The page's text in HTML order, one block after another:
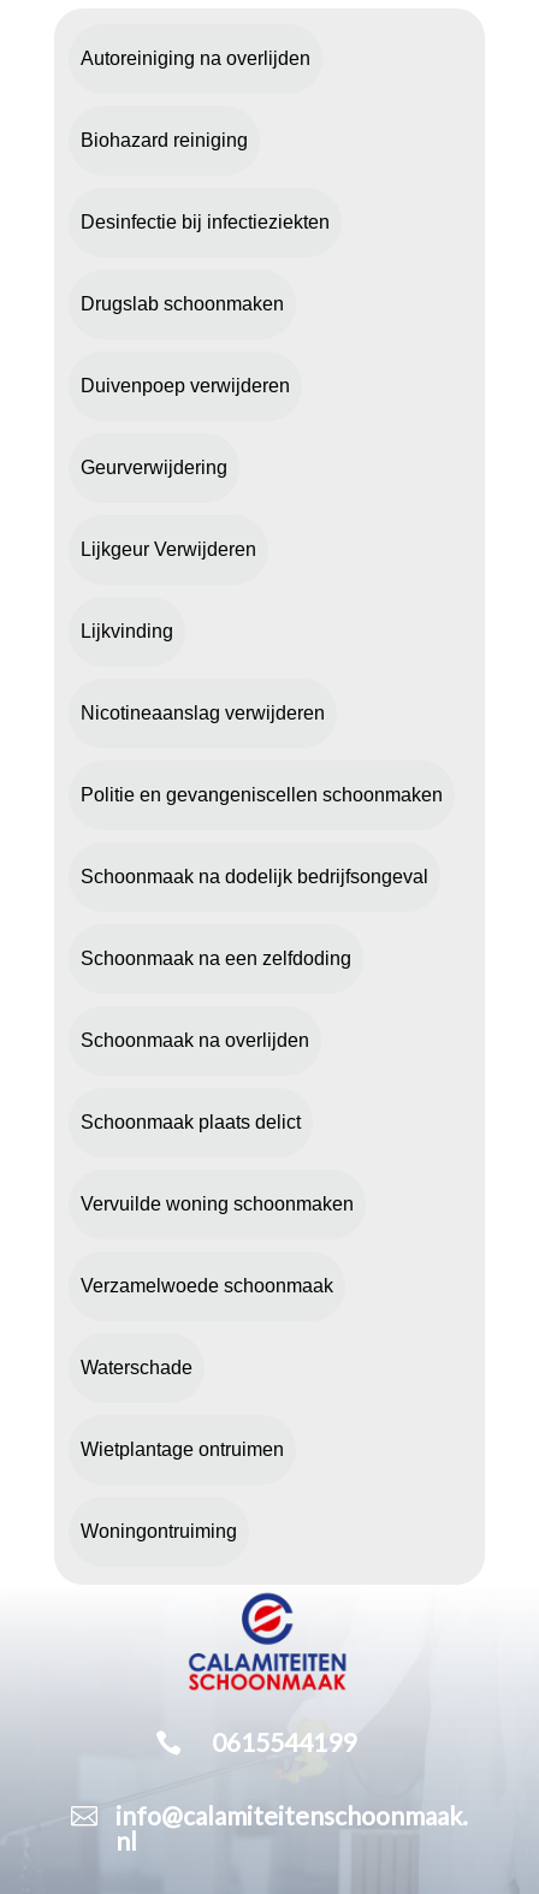
Autoreiniging na overlijden
Biohazard reiniging
Desinfectie bij infectieziekten
Drugslab schoonmaken
Duivenpoep verwijderen
Geurverwijdering
Lijkgeur Verwijderen
Lijkvinding
Nicotineaanslag verwijderen
Politie en gevangeniscellen schoonmaken
Schoonmaak na dodelijk bedrijfsongeval
Schoonmaak na een zelfdoding
Schoonmaak na overlijden
Schoonmaak plaats delict
Vervuilde woning schoonmaken
Verzamelwoede schoonmaak
Waterschade
Wietplantage ontruimen
Woningontruiming
 0615544199

info@calamiteitenschoonmaak.
nl